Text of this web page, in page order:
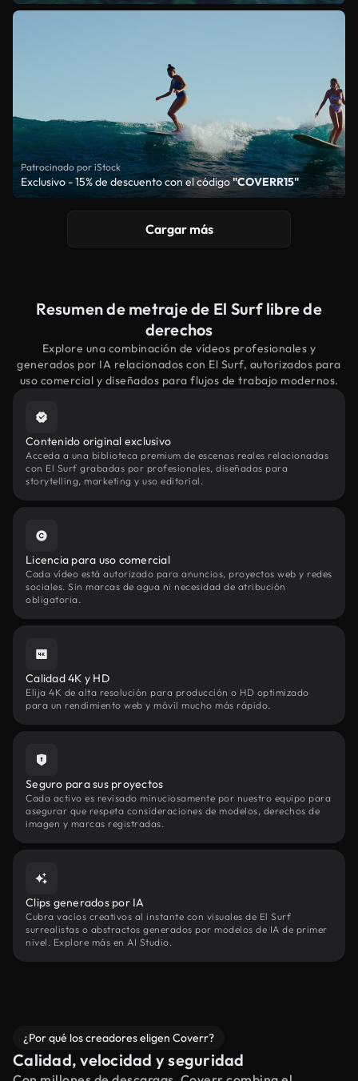
Patrocinado por iStock
Exclusivo - 15% de descuento con el código"COVERR15"
Cargar más
Resumen de metraje de El Surf libre de
derechos
Explore una combinación de vídeos profesionales y
generados por IA relacionados con El Surf, autorizados para
uso comercial y diseñados para flujos de trabajo modernos.
Contenido original exclusivo
Acceda a una biblioteca premium de escenas reales relacionadas
con El Surf grabadas por profesionales, diseñadas para
storytelling, marketing y uso editorial.
Licencia para uso comercial
Cada vídeo está autorizado para anuncios, proyectos web y redes
sociales. Sin marcas de agua ni necesidad de atribución
obligatoria.
Calidad 4K y HD
Elija 4K de alta resolución para producción o HD optimizado
para un rendimiento web y móvil mucho más rápido.
Seguro para sus proyectos
Cada activo es revisado minuciosamente por nuestro equipo para
asegurar que respeta consideraciones de modelos, derechos de
imagen y marcas registradas.
Clips generados por IA
Cubra vacíos creativos al instante con visuales de El Surf
surrealistas o abstractos generados por modelos de IA de primer
nivel. Explore más en AI Studio.
¿Por qué los creadores eligen Coverr?
Calidad, velocidad y seguridad